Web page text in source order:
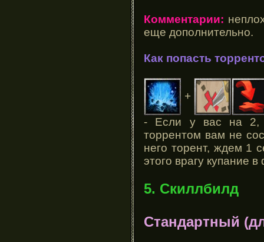
Комментарии:
еще дополнительно.
Как попасть
+
- Если у вас на 2,
торрентом вам не
него торент, ждем 1
этого врагу купание
5. Скиллбилд
Стандартный